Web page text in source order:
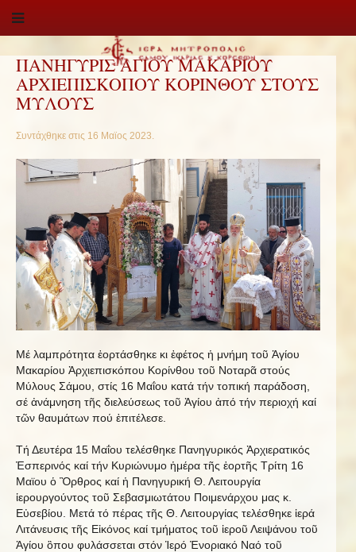
ΠΑΝΗΓΥΡΙΣ ΑΓΙΟΥ ΜΑΚΑΡΙΟΥ
ΑΡΧΙΕΠΙΣΚΟΠΟΥ ΚΟΡΙΝΘΟΥ ΣΤΟΥΣ
ΜΥΛΟΥΣ
Συντάχθηκε στις 16 Μαϊος 2023.
Μέ λαμπρότητα ἑορτάσθηκε κι ἐφέτος ἡ μνήμη τοῦ Ἁγίου
Μακαρίου Ἀρχιεπισκόπου Κορίνθου τοῦ Νοταρᾶ στούς
Μύλους Σάμου, στίς 16 Μαΐου κατά τήν τοπική παράδοση,
σέ ἀνάμνηση τῆς διελεύσεως τοῦ Ἁγίου ἀπό τήν περιοχή καί
τῶν θαυμάτων πού ἐπιτέλεσε.
Τή Δευτέρα 15 Μαΐου τελέσθηκε Πανηγυρικός Ἀρχιερατικός
Ἐσπερινός καί τήν Κυριώνυμο ἡμέρα τῆς ἑορτῆς Τρίτη 16
Μαϊου ὁ Ὂρθρος καί ἡ Πανηγυρική Θ. Λειτουργία
ἱερουργούντος τοῦ Σεβασμιωτάτου Ποιμενάρχου μας κ.
Εὐσεβίου. Μετά τό πέρας τῆς Θ. Λειτουργίας τελέσθηκε ἱερά
Λιτάνευσις τῆς Εἰκόνος καί τμήματος τοῦ ἱεροῦ Λειψάνου τοῦ
Ἁγίου ὃπου φυλάσσεται στόν Ἱερό Ἐνοριακό Ναό τοῦ